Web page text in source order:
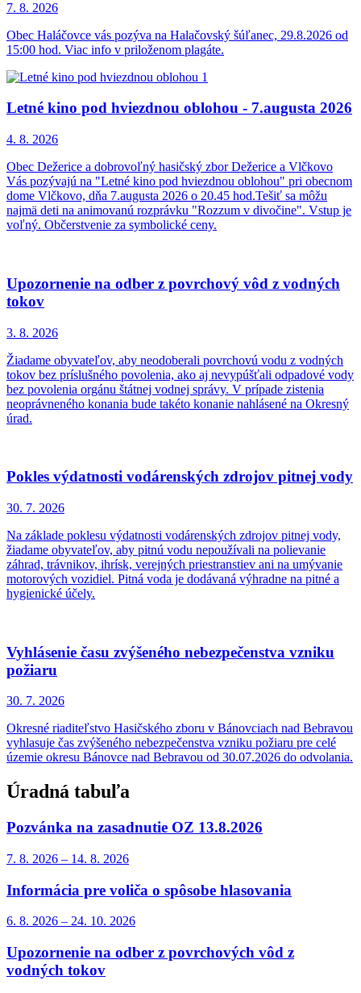
7. 8. 2026
Obec Haláčovce vás pozýva na Halačovský šúľanec, 29.8.2026 od
15:00 hod. Viac info v priloženom plagáte.
Letné kino pod hviezdnou oblohou - 7.augusta 2026
4. 8. 2026
Obec Dežerice a dobrovoľný hasičský zbor Dežerice a Vlčkovo
Vás pozývajú na "Letné kino pod hviezdnou oblohou" pri obecnom
dome Vlčkovo, dňa 7.augusta 2026 o 20.45 hod.Tešiť sa môžu
najmä deti na animovanú rozprávku "Rozzum v divočine". Vstup je
voľný. Občerstvenie za symbolické ceny.
Upozornenie na odber z povrchový vôd z vodných
tokov
3. 8. 2026
Žiadame obyvateľov, aby neodoberali povrchovú vodu z vodných
tokov bez príslušného povolenia, ako aj nevypúšťali odpadové vody
bez povolenia orgánu štátnej vodnej správy. V prípade zistenia
neoprávneného konania bude takéto konanie nahlásené na Okresný
úrad.
Pokles výdatnosti vodárenských zdrojov pitnej vody
30. 7. 2026
Na základe poklesu výdatnosti vodárenských zdrojov pitnej vody,
žiadame obyvateľov, aby pitnú vodu nepoužívali na polievanie
záhrad, trávnikov, ihrísk, verejných priestranstiev ani na umývanie
motorových vozidiel. Pitná voda je dodávaná výhradne na pitné a
hygienické účely.
Vyhlásenie času zvýšeného nebezpečenstva vzniku
požiaru
30. 7. 2026
Okresné riaditeľstvo Hasičského zboru v Bánovciach nad Bebravou
vyhlasuje čas zvýšeného nebezpečenstva vzniku požiaru pre celé
územie okresu Bánovce nad Bebravou od 30.07.2026 do odvolania.
Úradná tabuľa
Pozvánka na zasadnutie OZ 13.8.2026
7. 8. 2026 – 14. 8. 2026
Informácia pre voliča o spôsobe hlasovania
6. 8. 2026 – 24. 10. 2026
Upozornenie na odber z povrchových vôd z
vodných tokov